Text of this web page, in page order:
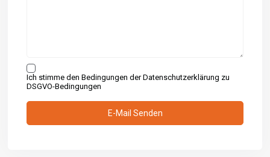
Ich stimme den Bedingungen der Datenschutzerklärung zu
DSGVO-Bedingungen